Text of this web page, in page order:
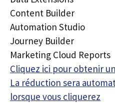
Content Builder
Automation Studio
Journey Builder
Marketing Cloud Reports
Cliquez ici pour obtenir
La réduction sera
lorsque vous cliquerez